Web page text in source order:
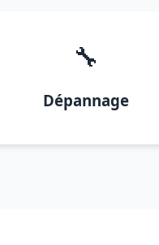
🔧
Dépannage